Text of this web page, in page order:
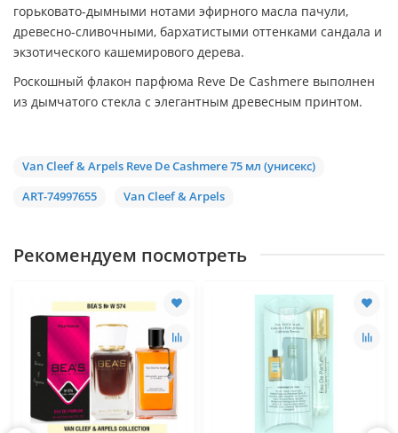
горьковато-дымными нотами эфирного масла пачули,
древесно-сливочными, бархатистыми оттенками сандала и
экзотического кашемирового дерева.
Роскошный флакон парфюма Reve De Cashmere выполнен
из дымчатого стекла с элегантным древесным принтом.
Van Cleef & Arpels Reve De Cashmere 75 мл (унисекс)
ART-74997655
Van Cleef & Arpels
Рекомендуем посмотреть